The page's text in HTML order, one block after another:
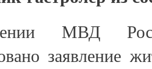
МВД
заявление